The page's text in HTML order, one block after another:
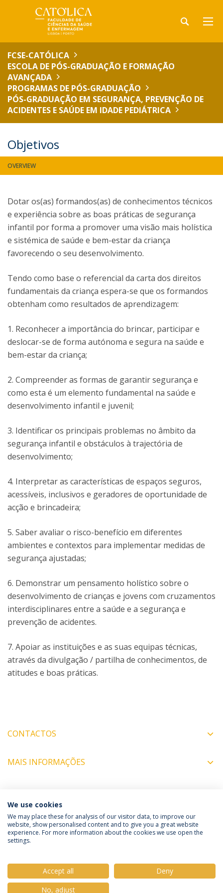
FCSE-CATÓLICA
ESCOLA DE PÓS-GRADUAÇÃO E FORMAÇÃO
AVANÇADA
PROGRAMAS DE PÓS-GRADUAÇÃO
PÓS-GRADUAÇÃO EM SEGURANÇA, PREVENÇÃO DE
ACIDENTES E SAÚDE EM IDADE PEDIÁTRICA
Objetivos
OVERVIEW
Dotar os(as) formandos(as) de conhecimentos técnicos
e experiência sobre as boas práticas de segurança
infantil por forma a promover uma visão mais holística
e sistémica de saúde e bem-estar da criança
favorecendo o seu desenvolvimento.
Tendo como base o referencial da carta dos direitos
fundamentais da criança espera-se que os formandos
obtenham como resultados de aprendizagem:
1. Reconhecer a importância do brincar, participar e
deslocar-se de forma autónoma e segura na saúde e
bem-estar da criança;
2. Compreender as formas de garantir segurança e
como esta é um elemento fundamental na saúde e
desenvolvimento infantil e juvenil;
3. Identificar os principais problemas no âmbito da
segurança infantil e obstáculos à trajectória de
desenvolvimento;
4. Interpretar as características de espaços seguros,
acessíveis, inclusivos e geradores de oportunidade de
acção e brincadeira;
5. Saber avaliar o risco-benefício em diferentes
ambientes e contextos para implementar medidas de
segurança ajustadas;
6. Demonstrar um pensamento holístico sobre o
desenvolvimento de crianças e jovens com cruzamentos
interdisciplinares entre a saúde e a segurança e
prevenção de acidentes.
7. Apoiar as instituições e as suas equipas técnicas,
através da divulgação / partilha de conhecimentos, de
atitudes e boas práticas.
CONTACTOS
MAIS INFORMAÇÕES
COORDENADORES
Política de Privacidade
Termos e Condições
We use cookies
We may place these for analysis of our visitor data, to improve our
website, show personalised content and to give you a great website
experience. For more information about the cookies we use open the
settings.
Accept all
Deny
No, adjust